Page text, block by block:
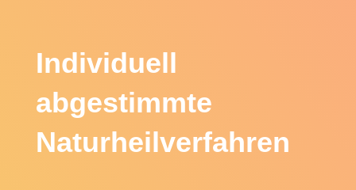
Individuell
abgestimmte
Naturheil­­verfahren